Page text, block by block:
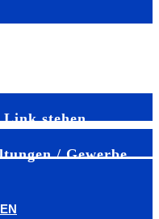
stehen
/ Gewerbe